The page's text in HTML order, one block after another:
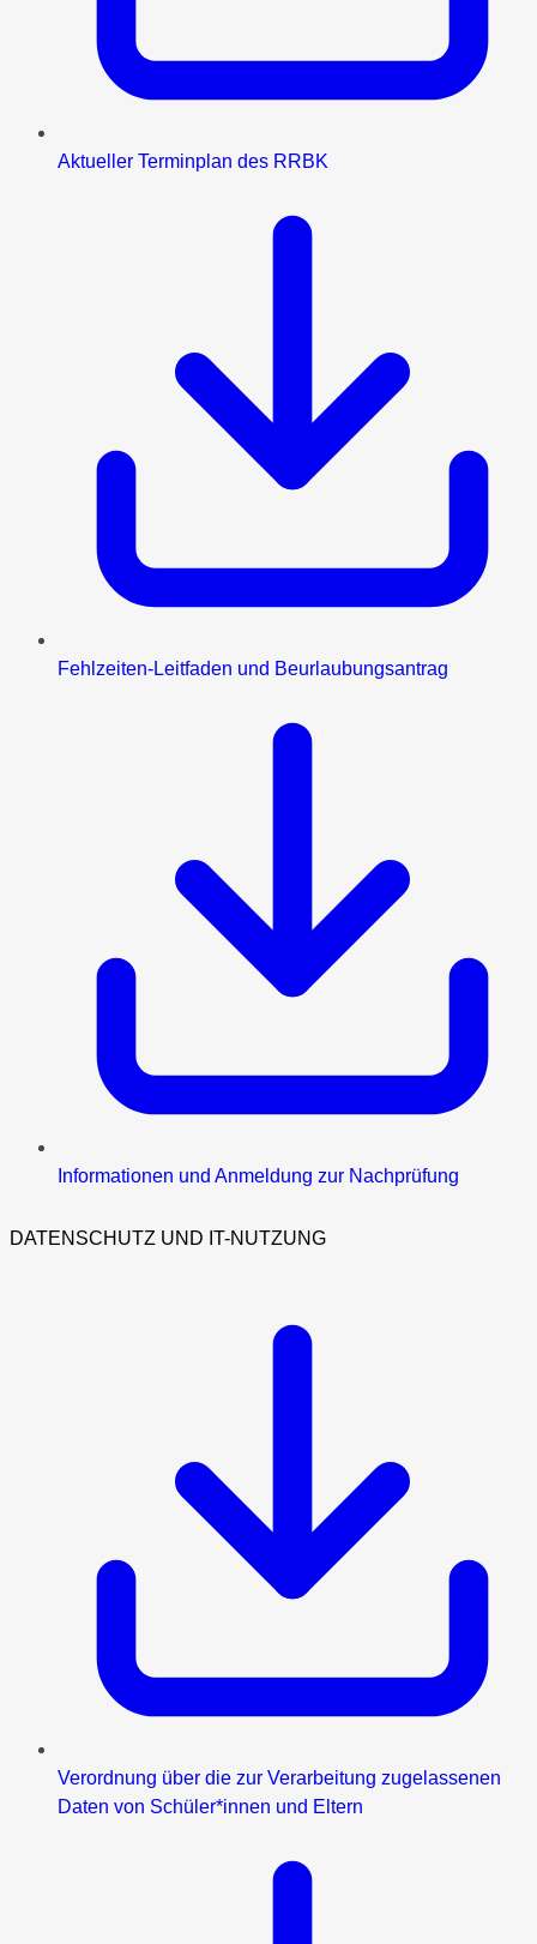
Aktueller Terminplan des RRBK
Fehlzeiten-Leitfaden und Beurlaubungsantrag
Informationen und Anmeldung zur Nachprüfung
DATENSCHUTZ UND IT-NUTZUNG
Verordnung über die zur Verarbeitung zugelassenen
Daten von Schüler*innen und Eltern